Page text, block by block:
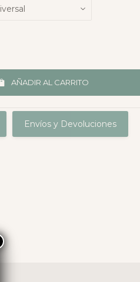
AÑADIR AL CARRITO
Envíos y Devoluciones